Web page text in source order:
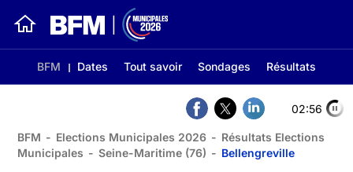
BFM Dates Tout savoir Sondages Résultats
02:56
BFM - Elections Municipales 2026 - Résultats Elections
Municipales - Seine-Maritime (76) - Bellengreville